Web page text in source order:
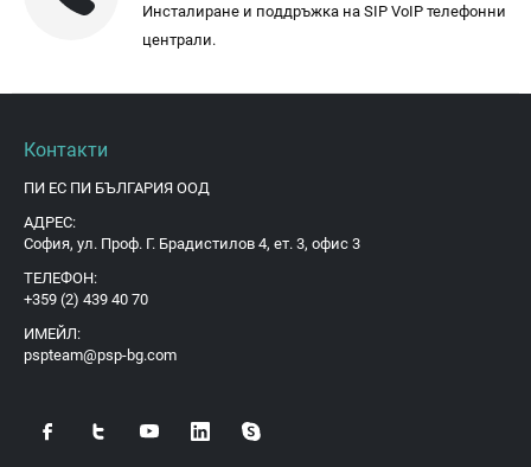
Инсталиране и поддръжка на SIP VoIP телефонни
централи.
Контакти
ПИ ЕС ПИ БЪЛГАРИЯ ООД
АДРЕС:
София, ул. Проф. Г. Брадистилов 4, ет. 3, офис 3
ТЕЛЕФОН:
+359 (2) 439 40 70
ИМЕЙЛ:
pspteam@psp-bg.com